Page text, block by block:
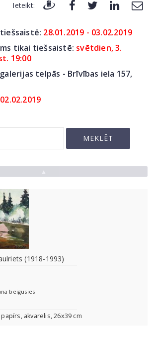
Ieteikt:
28.01.2019 - 03.02.2019
tikai tiešsaistē: svētdien, 3.
19:00
telpās - Brīvības iela 157,
(1918-1993)
beigusies
akvarelis, 26x39 cm